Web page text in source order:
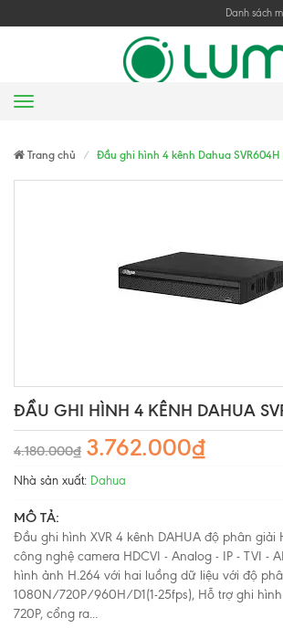
Danh sách
Menu
Trang chủ Đầu ghi hình 4 kênh Dahua SVR604H
ĐẦU GHI HÌNH 4 KÊNH DAHUA
4.180.000₫ 3.762.000₫
Nhà sản xuất: Dahua
MÔ TẢ:
Đầu ghi hình XVR 4 kênh DAHUA độ phân giải
công nghệ camera HDCVI - Analog - IP - TVI -
hình ảnh H.264 với hai luồng dữ liệu với độ
1080N/720P/960H/D1(1-25fps), Hỗ trợ ghi
720P, cổng ra...